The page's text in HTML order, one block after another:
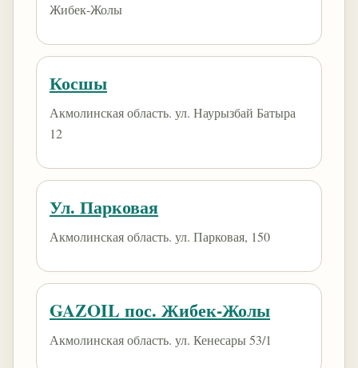
Жибек-Жолы
Косшы
Акмолинская область. ул. Наурызбай Батыра
12
Ул. Парковая
Акмолинская область. ул. Парковая, 150
GAZOIL пос. Жибек-Жолы
Акмолинская область. ул. Кенесары 53/1